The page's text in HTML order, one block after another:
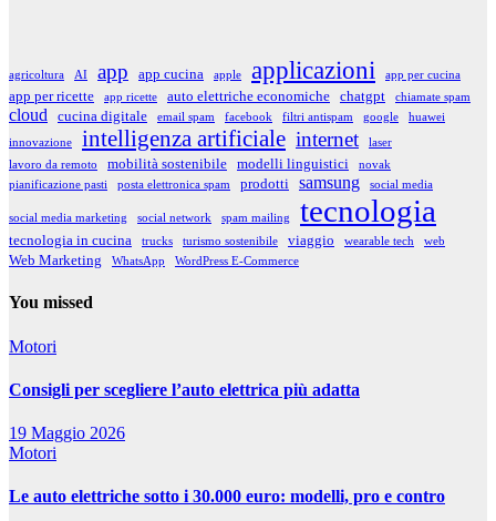
agricoltura AI app app cucina apple applicazioni app per cucina
app per ricette app ricette auto elettriche economiche chatgpt chiamate spam
cloud cucina digitale email spam facebook filtri antispam google huawei
innovazione intelligenza artificiale internet
laser
lavoro da remoto
mobilità sostenibile modelli linguistici
novak
pianificazione pasti
posta elettronica spam prodotti samsung social media
social media marketing social network spam mailing tecnologia
tecnologia in cucina trucks turismo sostenibile viaggio wearable tech web
Web Marketing WhatsApp WordPress E-Commerce
You missed
Motori
Consigli per scegliere l’auto elettrica più adatta
19 Maggio 2026
Motori
Le auto elettriche sotto i 30.000 euro: modelli, pro e contro